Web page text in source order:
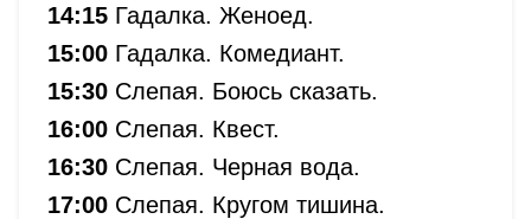
14:15 Гадалка. Женоед.
15:00 Гадалка. Комедиант.
15:30 Слепая. Боюсь сказать.
16:00 Слепая. Квест.
16:30 Слепая. Черная вода.
17:00 Слепая. Кругом тишина.